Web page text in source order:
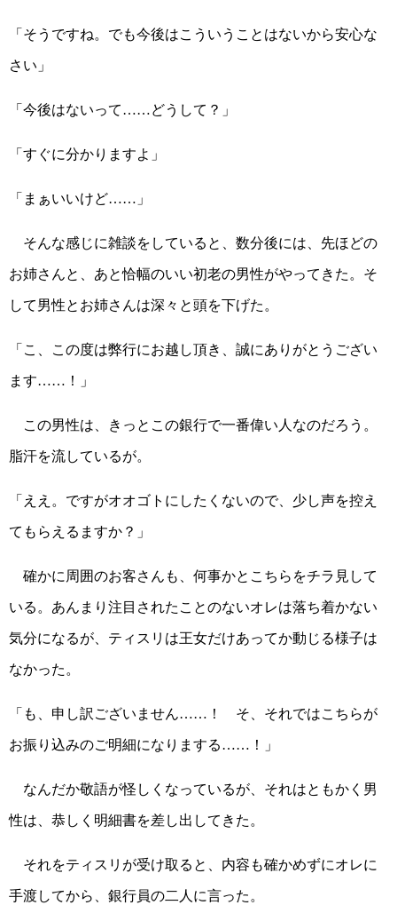
「そうですね。でも今後はこういうことはないから安心な
さい」
「今後はないって……どうして？」
「すぐに分かりますよ」
「まぁいいけど……」
そんな感じに雑談をしていると、数分後には、先ほどの
お姉さんと、あと恰幅のいい初老の男性がやってきた。そ
して男性とお姉さんは深々と頭を下げた。
「こ、この度は弊行にお越し頂き、誠にありがとうござい
ます……！」
この男性は、きっとこの銀行で一番偉い人なのだろう。
脂汗を流しているが。
「ええ。ですがオオゴトにしたくないので、少し声を控え
てもらえるますか？」
確かに周囲のお客さんも、何事かとこちらをチラ見して
いる。あんまり注目されたことのないオレは落ち着かない
気分になるが、ティスリは王女だけあってか動じる様子は
なかった。
「も、申し訳ございません……！ そ、それではこちらが
お振り込みのご明細になりまする……！」
なんだか敬語が怪しくなっているが、それはともかく男
性は、恭しく明細書を差し出してきた。
それをティスリが受け取ると、内容も確かめずにオレに
手渡してから、銀行員の二人に言った。